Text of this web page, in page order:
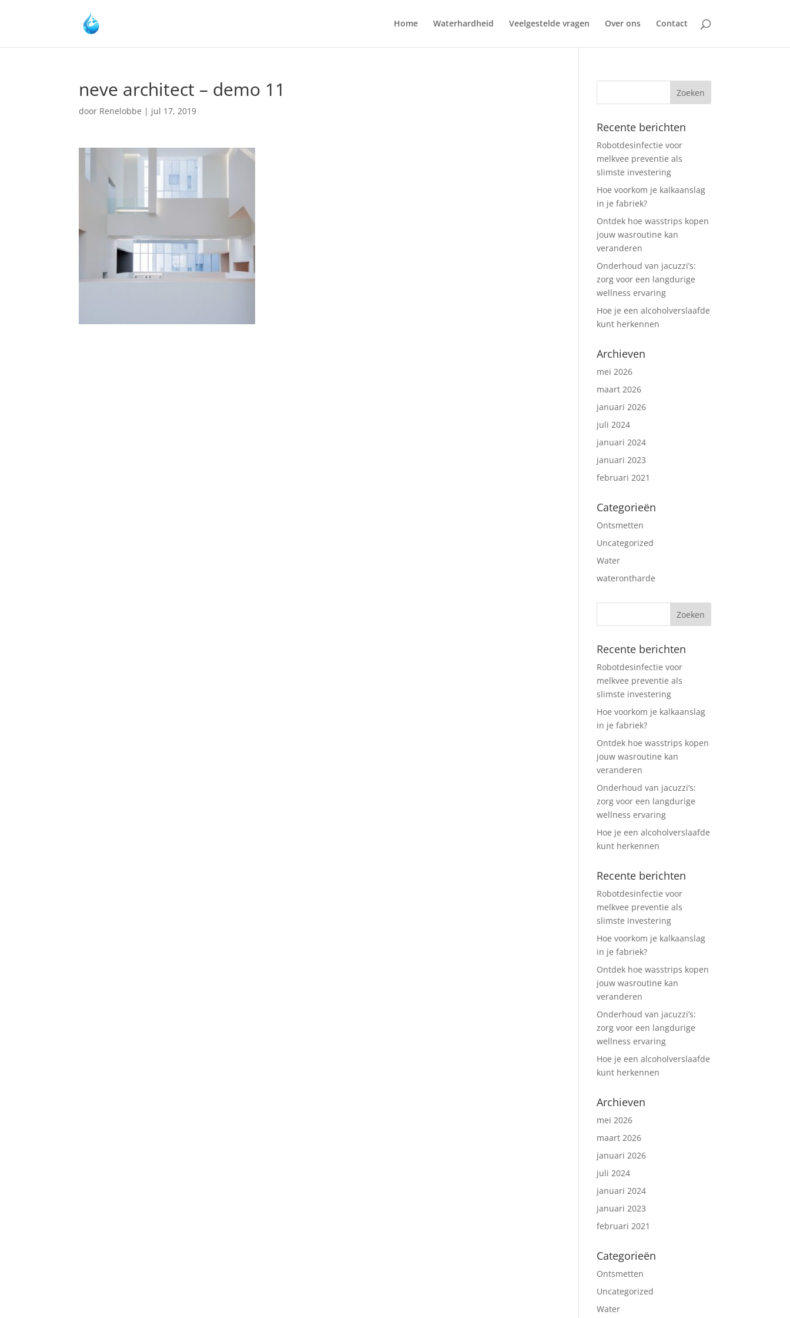
Home Waterhardheid Veelgestelde vragen Over ons Contact
neve architect – demo 11
door Renelobbe | jul 17, 2019
Recente berichten
Robotdesinfectie voor
melkvee preventie als
slimste investering
Hoe voorkom je kalkaanslag
in je fabriek?
Ontdek hoe wasstrips kopen
jouw wasroutine kan
veranderen
Onderhoud van jacuzzi’s:
zorg voor een langdurige
wellness ervaring
Hoe je een alcoholverslaafde
kunt herkennen
Archieven
mei 2026
maart 2026
januari 2026
juli 2024
januari 2024
januari 2023
februari 2021
Categorieën
Ontsmetten
Uncategorized
Water
waterontharde
Recente berichten
Robotdesinfectie voor
melkvee preventie als
slimste investering
Hoe voorkom je kalkaanslag
in je fabriek?
Ontdek hoe wasstrips kopen
jouw wasroutine kan
veranderen
Onderhoud van jacuzzi’s:
zorg voor een langdurige
wellness ervaring
Hoe je een alcoholverslaafde
kunt herkennen
Recente berichten
Robotdesinfectie voor
melkvee preventie als
slimste investering
Hoe voorkom je kalkaanslag
in je fabriek?
Ontdek hoe wasstrips kopen
jouw wasroutine kan
veranderen
Onderhoud van jacuzzi’s:
zorg voor een langdurige
wellness ervaring
Hoe je een alcoholverslaafde
kunt herkennen
Archieven
mei 2026
maart 2026
januari 2026
juli 2024
januari 2024
januari 2023
februari 2021
Categorieën
Ontsmetten
Uncategorized
Water